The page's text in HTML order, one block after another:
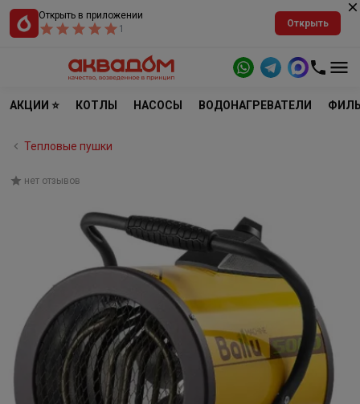
Открыть в приложении
1
Открыть
АКЦИИ ⭐ КОТЛЫ НАСОСЫ ВОДОНАГРЕВАТЕЛИ
Тепловые пушки
нет отзывов